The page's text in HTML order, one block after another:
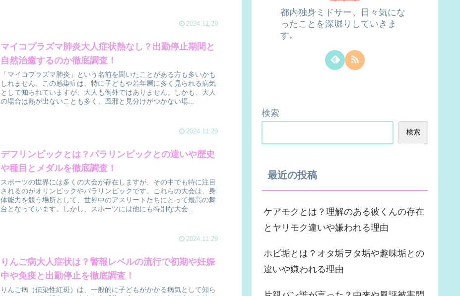
2024.11.29
マイコプラズマ肺炎大人症状熱なし？出勤停止期間と
自然治癒するのか徹底調査！
「マイコプラズマ肺炎」という名前を聞いたことがある方も多いかも
しれません。この感染症は、特に子どもや若年層に多く見られる病気
として知られていますが、大人も例外ではありません。しかも、大人
の場合は熱が出ないことも多く、風邪と見分けがつかない場...
2024.11.29
デフリンピックとは？パラリンピックとの違いや歴史
や種目とメダルを徹底調査！
スポーツの世界には多くの大会が存在しますが、その中でも特に注目
されるのがオリンピックやパラリンピックです。これらの大会は、身
体能力を競う場所として、世界中のアスリートたちにとって最高の舞
台となっています。しかし、スポーツには他にも特別な大会...
2024.11.29
りんご病大人症状は？警報レベルの流行で初期や妊娠
中や免疫と出勤停止を徹底調査！
りんご病（伝染性紅斑）は、一般的に子どもがかかる病気として知ら
都内独身ミドサー。日々気にな
ったことを深堀りしていきま
す。
検索
検索
最近の投稿
ケアモクとは？理解のある彼くんの存在
とヤリモク違いや嫌われる理由
ホビ垢とは？オタ垢ヲタ垢や趣味垢との
違いや嫌われる理由